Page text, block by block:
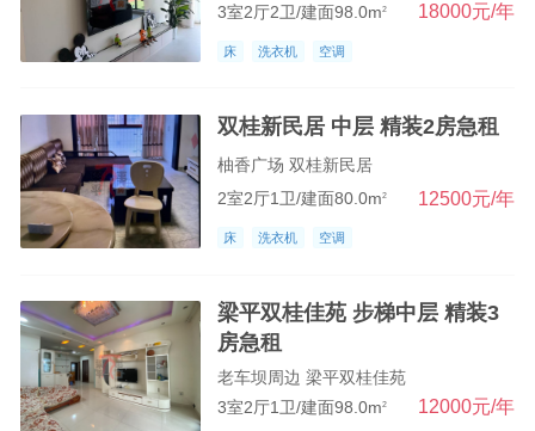
3室2厅2卫/建面98.0m2 18000元/年
床 洗衣机 空调
双桂新民居 中层 精装2房急租
柚香广场 双桂新民居
2室2厅1卫/建面80.0m2 12500元/年
床 洗衣机 空调
梁平双桂佳苑 步梯中层 精装3
房急租
老车坝周边 梁平双桂佳苑
3室2厅1卫/建面98.0m2 12000元/年